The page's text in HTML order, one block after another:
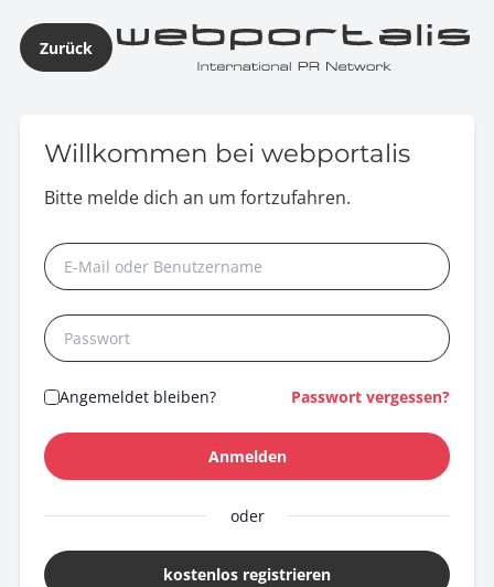
Zurück
Willkommen bei webportalis
Bitte melde dich an um fortzufahren.
Angemeldet bleiben? Passwort vergessen?
Anmelden
oder
kostenlos registrieren